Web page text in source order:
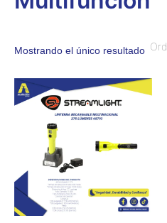
Mostrando el único resultado